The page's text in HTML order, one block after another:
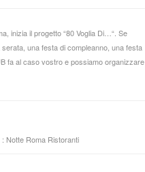
inizia il progetto “80 Voglia Di…“. Se
una festa di compleanno, una festa
fa al caso vostro e possiamo organizzare
Notte Roma Ristoranti